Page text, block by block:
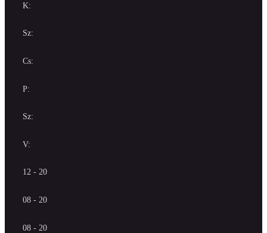
K:
Sz:
Cs:
P:
Sz:
V:
12 - 20
08 - 20
08 - 20